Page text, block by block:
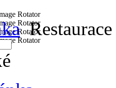
Restaurace